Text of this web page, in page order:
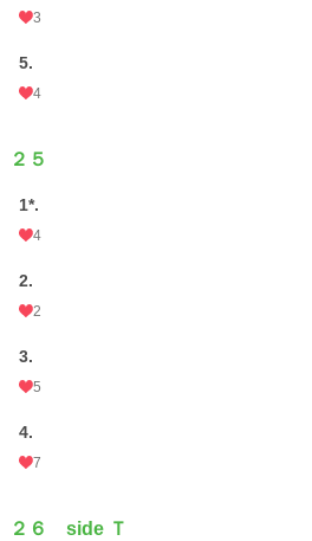
3
5.
4
２５
1*.
4
2.
2
3.
5
4.
7
２６ side Ｔ